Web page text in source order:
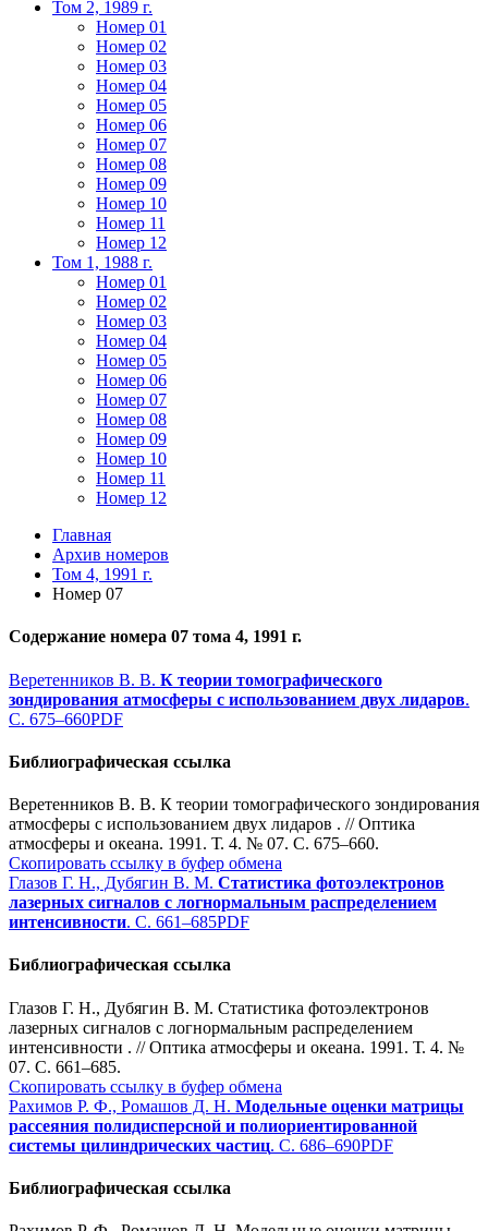
Том 2, 1989 г.
Номер 01
Номер 02
Номер 03
Номер 04
Номер 05
Номер 06
Номер 07
Номер 08
Номер 09
Номер 10
Номер 11
Номер 12
Том 1, 1988 г.
Номер 01
Номер 02
Номер 03
Номер 04
Номер 05
Номер 06
Номер 07
Номер 08
Номер 09
Номер 10
Номер 11
Номер 12
Главная
Архив номеров
Том 4, 1991 г.
Номер 07
Содержание номера 07 тома 4, 1991 г.
Веретенников В. В. К теории томографического
зондирования атмосферы с использованием двух лидаров.
С. 675–660PDF
Библиографическая ссылка
Веретенников В. В. К теории томографического зондирования
атмосферы с использованием двух лидаров . // Оптика
атмосферы и океана. 1991. Т. 4. № 07. С. 675–660.
Скопировать ссылку в буфер обмена
Глазов Г. Н., Дубягин В. М. Статистика фотоэлектронов
лазерных сигналов с логнормальным распределением
интенсивности. С. 661–685PDF
Библиографическая ссылка
Глазов Г. Н., Дубягин В. М. Статистика фотоэлектронов
лазерных сигналов с логнормальным распределением
интенсивности . // Оптика атмосферы и океана. 1991. Т. 4. №
07. С. 661–685.
Скопировать ссылку в буфер обмена
Рахимов Р. Ф., Ромашов Д. Н. Модельные оценки матрицы
рассеяния полидисперсной и полиориентированной
системы цилиндрических частиц. С. 686–690PDF
Библиографическая ссылка